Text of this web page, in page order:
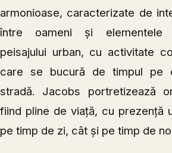
armonioase, caracterizate de
între oameni și elementele
peisajului urban, cu activitate
care se bucură de timpul pe
stradă. Jacobs portretizează
fiind pline de viață, cu prezență
pe timp de zi, cât și pe timp de